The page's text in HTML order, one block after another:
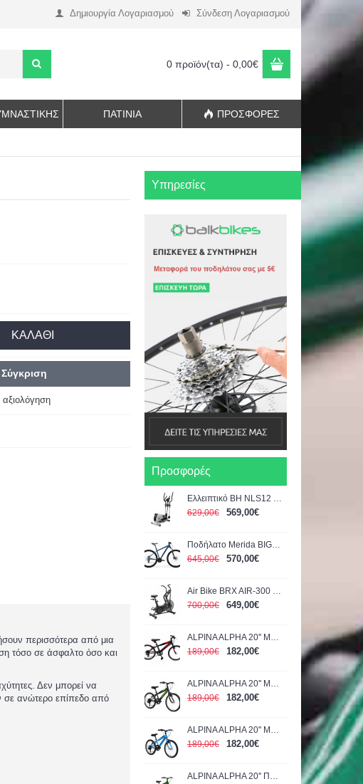
Δημιουργία Λογαριασμού Σύνδεση Λογαριασμού
0 προϊόν(τα) - 0,00€
ΠΑΤΊΝΙΑ ΠΡΟΣΦΟΡΈΣ
Υπηρεσίες
Προσφορές
Ελλειπτικό BH NLS12 Dual
629,00€
569,00€
Ποδήλατο Merida BIG.NINE 15 Μπλε-Μαύρο 29" 2022
645,00€
570,00€
Air Bike BRX AIR-300 Chrono Line TOORX (04-432-205)
700,00€
649,00€
ALPINA ALPHA 20'' ΜΑΥΡΟ-ΚΟΚΚΙΝΟ 1200Α 2026
189,00€
182,00€
ALPINA ALPHA 20'' ΜΑΥΡΟ-ΠΡΑΣΙΝΟ 1200Α 2026
189,00€
182,00€
ALPINA ALPHA 20'' ΜΠΛΕ 1200Α 2026
189,00€
182,00€
ALPINA ALPHA 20'' ΠΡΑΣΙΝΟ 1200Α 2026
ΚΑΛΆΘΙ
Σύγκριση
αξιολόγηση
περισσότερα από μια
τόσο σε άσφαλτο όσο και
Δεν μπορεί να
σε ανώτερο επίπεδο από